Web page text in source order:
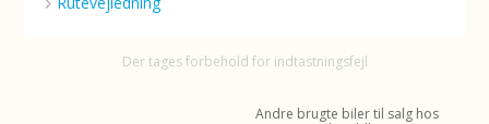
Der tages forbehold for indtastningsfejl
Andre brugte biler til salg hos